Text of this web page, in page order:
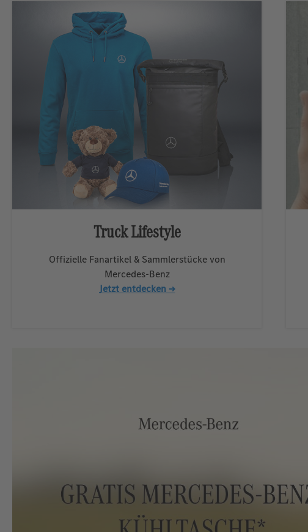
Truck Lifestyle
Offizielle Fanartikel & Sammlerstücke von
Mercedes-Benz
Jetzt entdecken →